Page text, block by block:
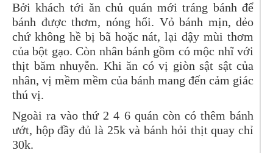
Bởi khách tới ăn chủ quán mới tráng bánh để
bánh được thơm, nóng hổi. Vỏ bánh mịn, dẻo
chứ không hề bị bã hoặc nát, lại dậy mùi thơm
của bột gạo. Còn nhân bánh gồm có mộc nhĩ với
thịt băm nhuyễn. Khi ăn có vị giòn sật sật của
nhân, vị mềm mềm của bánh mang đến cảm giác
thú vị.
Ngoài ra vào thứ 2 4 6 quán còn có thêm bánh
ướt, hộp đầy đủ là 25k và bánh hỏi thịt quay chỉ
30k.